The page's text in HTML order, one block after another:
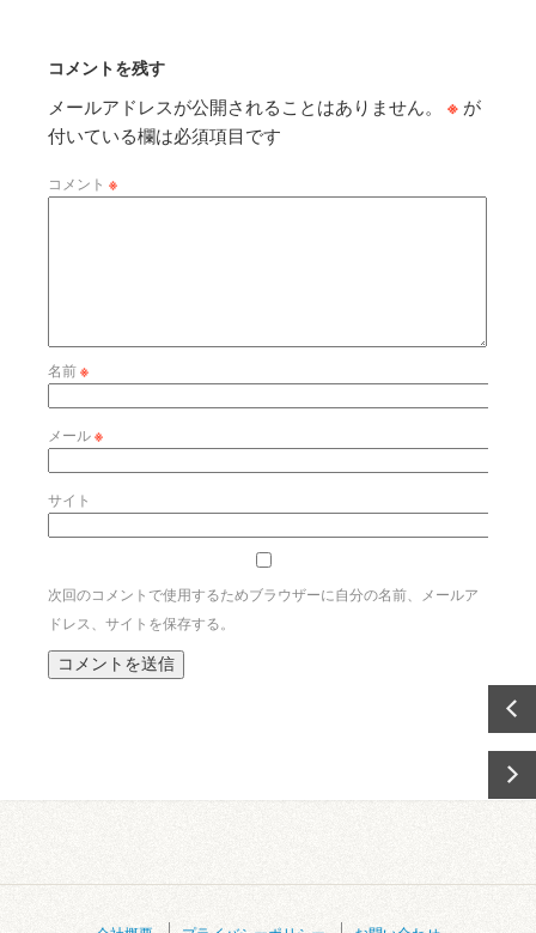
コメントを残す
メールアドレスが公開されることはありません。 ※ が
付いている欄は必須項目です
コメント ※
名前※
メール※
サイト
次回のコメントで使用するためブラウザーに自分の名前、メールア
ドレス、サイトを保存する。